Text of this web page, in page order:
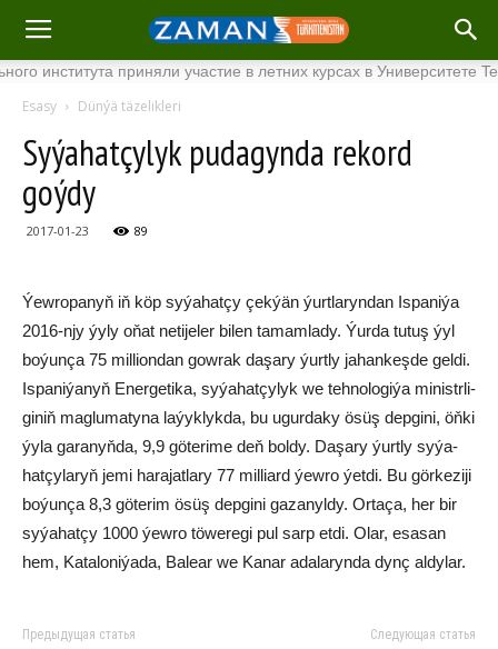
приняли участие в летних курсах в Университете
Esasy Dünýä täzelikleri
Sy­ýa­hat­çy­lyk pu­da­gyn­da re­kord
goýdy
2017-01-23 89
Ýew­ro­pa­nyň iň köp sy­ýa­hat­çy çek­ýän ýurt­la­ryn­dan Is­pa­ni­ýa
2016-njy ýy­ly oňat ne­ti­je­ler bi­len ta­mam­la­dy. Ýur­da tu­tuş ýyl
bo­ýun­ça 75 mil­li­on­dan gow­rak da­şa­ry ýurtly ja­han­keş­de­ gel­di.
Is­pa­ni­ýa­nyň Ener­ge­ti­ka, sy­ýa­hat­çy­lyk we teh­no­lo­gi­ýa mi­nistr­li­
gi­niň mag­lu­ma­ty­na la­ýyk­lyk­da, bu ugur­da­ky ösüş dep­gi­ni, öň­ki
ýy­la ga­ra­nyň­da, 9,9 gö­te­ri­me deň bol­dy. Da­şa­ry ýurt­ly sy­ýa­
hat­çy­la­ryň je­mi ha­ra­jat­la­ry 77 mil­liard ýew­ro ýetdi. Bu gör­ke­zi­ji
bo­ýun­ça 8,3 gö­te­rim ösüş dep­gi­ni ga­za­nyl­dy. Or­ta­ça, her bir
sy­ýa­hat­çy 1000 ýew­ro tö­we­re­gi pul sarp et­di. Olar, esa­san
hem, Ka­ta­lo­ni­ýa­da, Ba­le­ar we Ka­nar ada­la­ryn­da dynç al­dy­lar.
Предыдущая статья Следующая статья